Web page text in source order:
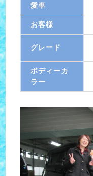
愛車
お客様
グレード
ボディーカ
ラー